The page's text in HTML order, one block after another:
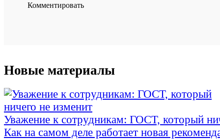
Комментировать
Новые материалы
Уважение к сотрудникам: ГОСТ, который
Как на самом деле работает новая